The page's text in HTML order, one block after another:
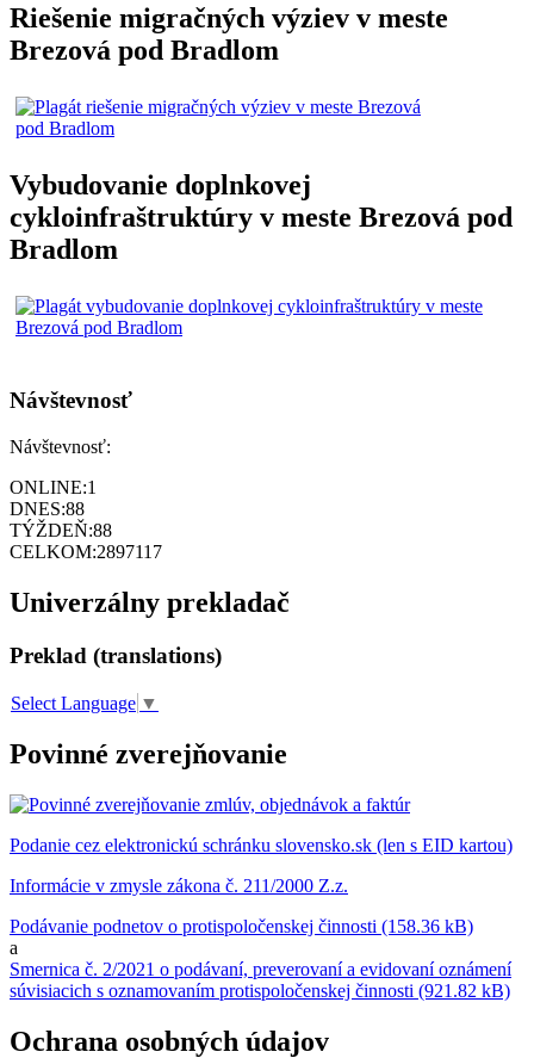
Riešenie migračných výziev v meste
Brezová pod Bradlom
Vybudovanie doplnkovej
cykloinfraštruktúry v meste Brezová pod
Bradlom
Návštevnosť
Návštevnosť:
ONLINE:1
DNES:88
TÝŽDEŇ:88
CELKOM:2897117
Univerzálny prekladač
Preklad (translations)
Select Language ▼
Povinné zverejňovanie
Podanie cez elektronickú schránku slovensko.sk (len s EID kartou)
Informácie v zmysle zákona č. 211/2000 Z.z.
Podávanie podnetov o protispoločenskej činnosti (158.36 kB)
a
Smernica č. 2/2021 o podávaní, preverovaní a evidovaní oznámení
súvisiacich s oznamovaním protispoločenskej činnosti (921.82 kB)
Ochrana osobných údajov